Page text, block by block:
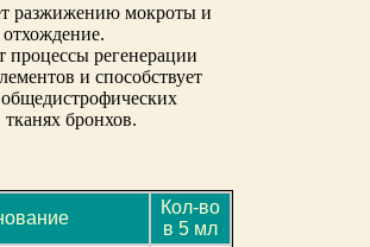
разжижению мокроты и
отхождение.
процессы регенерации
и способствует
бронхов.
Кол-во
в 5 мл